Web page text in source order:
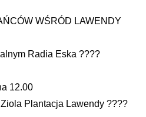
WŚRÓD LAWENDY
Radia Eska ????
12.00
Plantacja Lawendy ????